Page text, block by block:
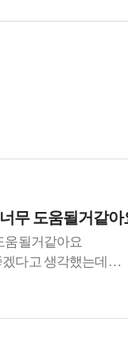
무 도움될거같아
움될거같아요
다고 생각했는데
배포하니 가격부담